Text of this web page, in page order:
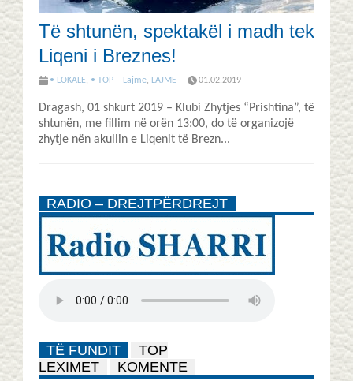
Të shtunën, spektakël i madh tek
Liqeni i Breznes!
• LOKALE, • TOP – Lajme, LAJME 01.02.2019
Dragash, 01 shkurt 2019 – Klubi Zhytjes “Prishtina”, të
shtunën, me fillim në orën 13:00, do të organizojë
zhytje nën akullin e Liqenit të Brezn...
RADIO – DREJTPËRDREJT
TË FUNDIT
TOP
LEXIMET
KOMENTE